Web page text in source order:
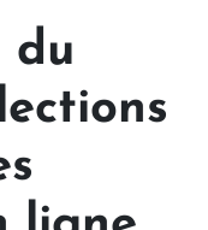
du